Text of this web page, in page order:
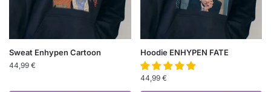
Sweat Enhypen Cartoon
44,99 €
Hoodie ENHYPEN FATE
44,99 €